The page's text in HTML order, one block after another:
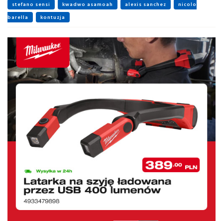
stefano sensi kwadwo asamoah alexis sanchez
nicolo
barella
kontuzja